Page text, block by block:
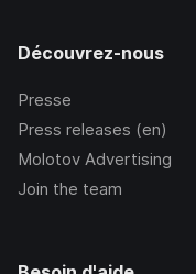
Découvrez-nous
Presse
Press releases (en)
Molotov Advertising
Join the team